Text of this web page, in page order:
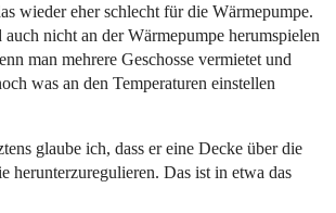
wieder eher schlecht für die Wärmepumpe.
nicht an der Wärmepumpe herumspielen
man mehrere Geschosse vermietet und
was an den Temperaturen einstellen
glaube ich, dass er eine Decke über die
herunterzuregulieren. Das ist in etwa das